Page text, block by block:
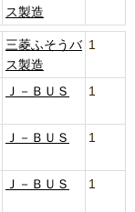
ス製造
三菱ふそうバ
ス製造
1
Ｊ－ＢＵＳ 1
Ｊ－ＢＵＳ 1
Ｊ－ＢＵＳ 1